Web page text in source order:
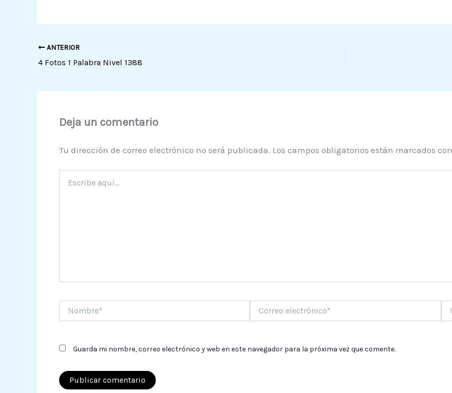
ANTERIOR
4 Fotos 1 Palabra Nivel 1388
Deja un comentario
Tu dirección de correo electrónico no será publicada. Los campos obligatorios están marcados con
aquí...
electrónico*
Guarda mi nombre, correo electrónico y web en este navegador para la próxima vez que comente.